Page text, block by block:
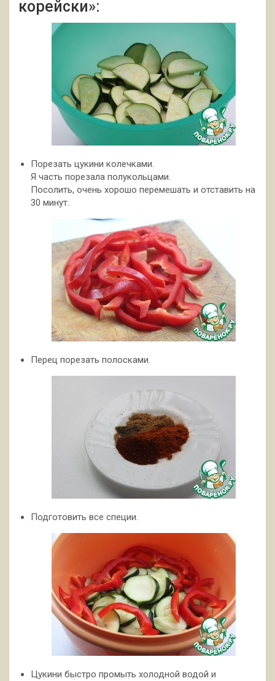
корейски»:
Порезать цукини колечками.
Я часть порезала полукольцами.
Посолить, очень хорошо перемешать и отставить на
30 минут.
Перец порезать полосками.
Подготовить все специи.
Цукини быстро промыть холодной водой и